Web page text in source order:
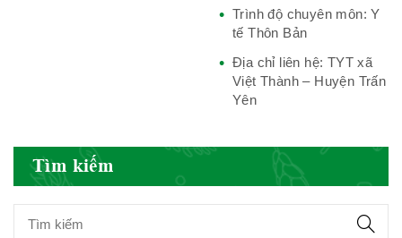
Trình độ chuyên môn: Y
tế Thôn Bản
Địa chỉ liên hệ: TYT xã
Việt Thành – Huyện Trấn
Yên
Tìm kiếm
Hiệp hội doanh nghiệp dược Việt